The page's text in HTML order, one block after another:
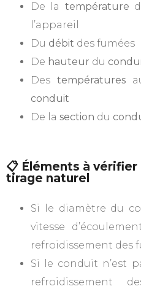
De la température
l’appareil
Du débit des fumées
De hauteur du
Des températures
conduit
De la section du
📋 Éléments à
tirage naturel
Si le diamètre du
vitesse
refroidissement des
Si le conduit n’est
refroidissement